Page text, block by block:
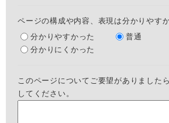
ページの構成や内容、表現は分かりやす
分かりやすかった
普通
分かりにくかった
このページについてご要望がありました
してください。